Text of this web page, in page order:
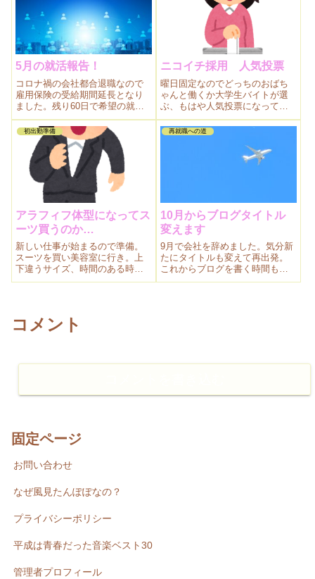
5月の就活報告！
コロナ禍の会社都合退職なので
雇用保険の受給期間延長となり
ました。残り60日で希望の就職
先を探すぞ。在宅勤務の応募も
数件していますが結果待ちで
ニコイチ採用 人気投票
曜日固定なのでどっちのおばち
ゃんと働くか大学生バイトが選
ぶ、もはや人気投票になってい
る気がするシフトがちょっと怖
いです。
初出勤準備
アラフィフ体型になってス
ーツ買うのか…
新しい仕事が始まるので準備。
スーツを買い美容室に行き。上
下違うサイズ、時間のある時じ
ゃないと買えないのですこの体
再就職への道
10月からブログタイトル
変えます
9月で会社を辞めました。気分新
たにタイトルも変えて再出発。
これからブログを書く時間も増
えそうです。
コメント
固定ページ
お問い合わせ
なぜ風見たんぽぽなの？
プライバシーポリシー
平成は青春だった音楽ベスト30
管理者プロフィール